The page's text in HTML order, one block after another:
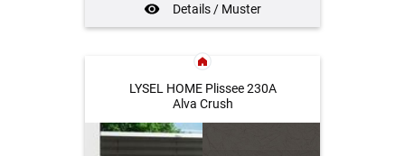
Details / Muster
LYSEL HOME Plissee 230A
Alva Crush